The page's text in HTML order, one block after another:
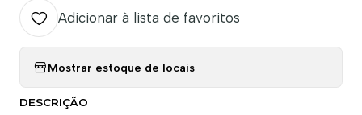
Adicionar à lista de favoritos
Mostrar estoque de locais
DESCRIÇÃO